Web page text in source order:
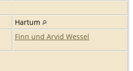
Hartum
Finn und Arvid Wessel